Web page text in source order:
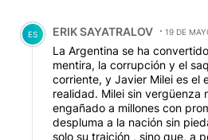
Comentario de ERIK
ES ERIK SAYATRALOV 19 DE
La Argentina se ha
mentira, la corrupción y el
corriente, y Javier Milei es el
realidad. Milei sin vergüenza
engañado a millones con
despluma a la nación sin
solo su traición , sino que, a